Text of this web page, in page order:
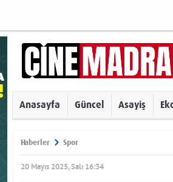
Anasayfa Güncel Asayiş
Haberler Spor
20 Mayıs 2025, Salı 16:34